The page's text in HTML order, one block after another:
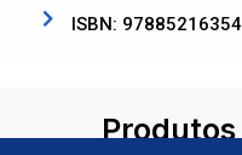
ISBN: